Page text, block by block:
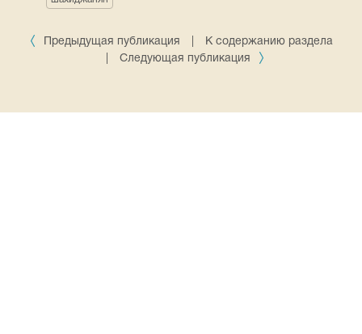
Предыдущая публикация
К содержанию раздела
Следующая публикация